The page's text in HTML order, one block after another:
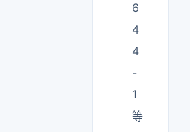
6
4
4
-
1
等